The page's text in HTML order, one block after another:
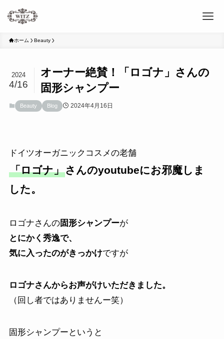
ホーム Beauty
オーナー絶賛！「ロゴナ」さんの
固形シャンプー
2024
4/16
Beauty Blog 2024年4月16日
ドイツオーガニックコスメの老舗
「ロゴナ」さんのyoutubeにお邪魔しま
した。
ロゴナさんの固形シャンプーが
とにかく秀逸で、
気に入ったのがきっかけですが
ロゴナさんからお声がけいただきました。
（回し者ではありませんー笑）
固形シャンプーというと